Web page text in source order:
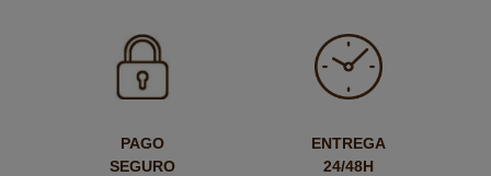
PAGO
SEGURO
ENTREGA
24/48H